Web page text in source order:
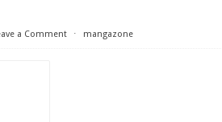
a Comment ⋅ mangazone